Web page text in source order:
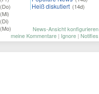
(Do)
(Mi)
(Di)
(Mo)
Heiß diskutiert (14d)
News-Ansicht konfigurieren
meine Kommentare | Ignore | Notifies